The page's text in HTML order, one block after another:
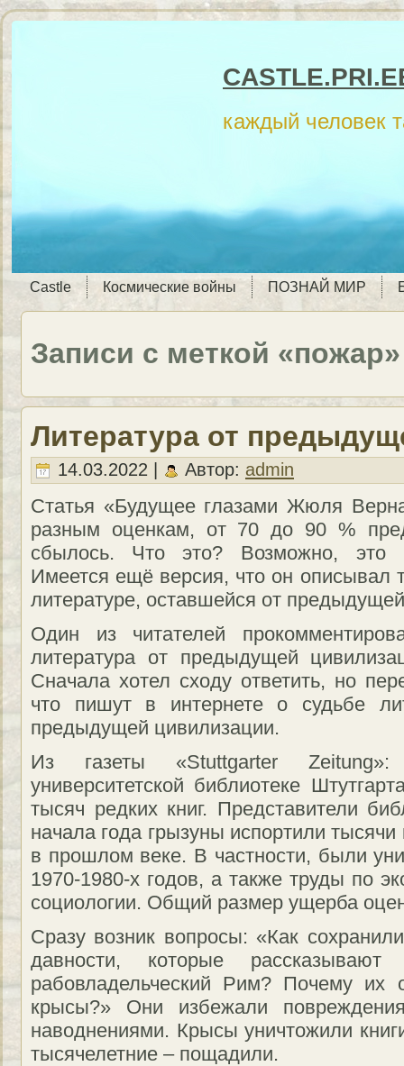
каждый человек
Castle Космические войны ПОЗНАЙ МИР
Записи с меткой «пожар»
Литература от
14.03.2022 | Автор: admin
Статья «Будущее глазами Жюля
разным оценкам, от 70 до 90 %
сбылось. Что это? Возможно, это
Имеется ещё версия, что он описывал
литературе, оставшейся от
Один из читателей
литература от предыдущей
Сначала хотел сходу ответить, но
что пишут в интернете о судьбе
предыдущей цивилизации.
Из газеты «Stuttgarter
университетской библиотеке
тысяч редких книг. Представители
начала года грызуны испортили
в прошлом веке. В частности, были
1970-1980-х годов, а также труды по
социологии. Общий размер ущерба
Сразу возник вопросы: «Как
давности, которые
рабовладельческий Рим? Почему их
крысы?» Они избежали
наводнениями. Крысы уничтожили
тысячелетние – пощадили.